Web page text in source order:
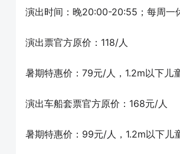
演出时间：晚20:00-20:55；每周一
演出票官方原价：118/人
暑期特惠价：79元/人，1.2m以下儿
演出车船套票官方原价：168元/人
暑期特惠价：99元/人，1.2m以下儿